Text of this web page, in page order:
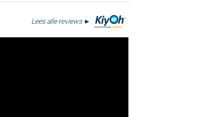
Lees alle reviews ►